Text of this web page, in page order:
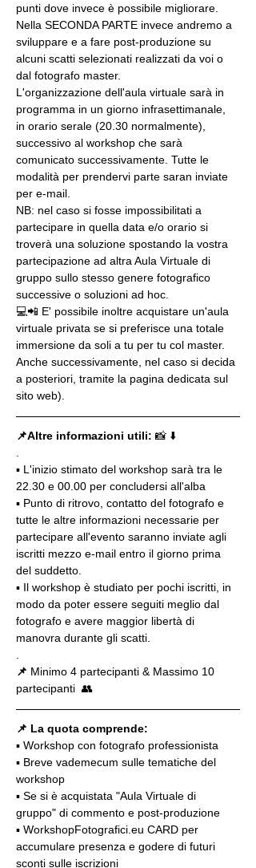
punti dove invece è possibile migliorare.
Nella SECONDA PARTE invece andremo a
sviluppare e a fare post-produzione su
alcuni scatti selezionati realizzati da voi o
dal fotografo master.
L'organizzazione dell'aula virtuale sarà in
programma in un giorno infrasettimanale,
in orario serale (20.30 normalmente),
successivo al workshop che sarà
comunicato successivamente. Tutte le
modalità per prendervi parte saran inviate
per e-mail.
NB: nel caso si fosse impossibilitati a
partecipare in quella data e/o orario si
troverà una soluzione spostando la vostra
partecipazione ad altra Aula Virtuale di
gruppo sullo stesso genere fotografico
successive o soluzioni ad hoc.
💻📲 E' possibile inoltre acquistare un'aula
virtuale privata se si preferisce una totale
immersione da soli a tu per tu col master.
Anche successivamente, nel caso si decida
a posteriori, tramite la pagina dedicata sul
sito web).
📌Altre informazioni utili: 📸 ⬇️
▪️ L'inizio stimato del workshop sarà tra le
22.30 e 00.00 per concludersi all'alba
▪️ Punto di ritrovo, contatto del fotografo e
tutte le altre informazioni necessarie per
partecipare all'evento saranno inviate agli
iscritti mezzo e-mail entro il giorno prima
del suddetto.
▪️ Il workshop è studiato per pochi iscritti, in
modo da poter essere seguiti meglio dal
fotografo e avere maggior libertà di
manovra durante gli scatti.
📌 Minimo 4 partecipanti & Massimo 10
partecipanti  👥
📌 La quota comprende:
▪️ Workshop con fotografo professionista
▪️ Breve vademecum sulle tematiche del
workshop
▪️ Se si è acquistata "Aula Virtuale di
gruppo" di commento e post-produzione
▪️ WorkshopFotografici.eu CARD per
accumulare presenza e godere di futuri
sconti sulle iscrizioni